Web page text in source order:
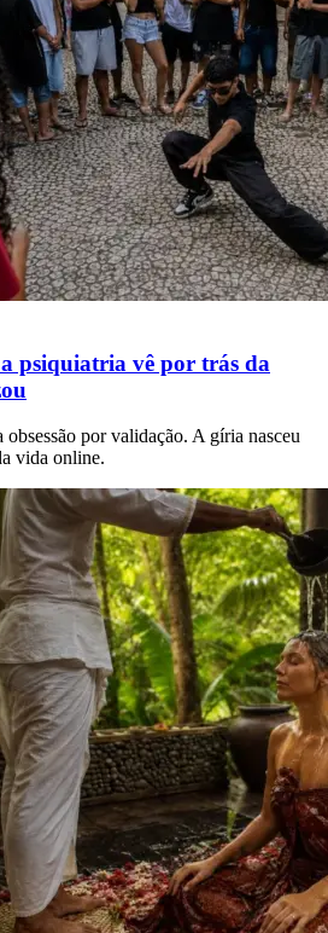
psiquiatria vê por trás da
por validação. A gíria nasceu
vida online.